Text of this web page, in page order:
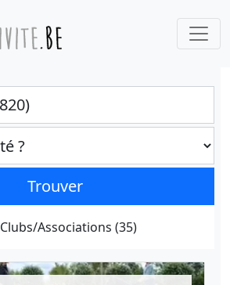
Trouver
Clubs/Associations (35)